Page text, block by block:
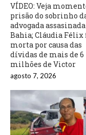
VÍDEO: Veja
prisão do sobrinho
advogada
Bahia; Cláudia Félix
morta por causa das
dívidas de mais de 6
milhões de Victor
agosto 7, 2026